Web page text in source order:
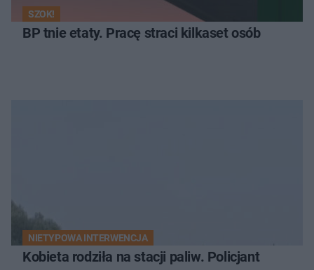
SZOK!
BP tnie etaty. Pracę straci kilkaset osób
NIETYPOWA INTERWENCJA
Kobieta rodziła na stacji paliw. Policjant